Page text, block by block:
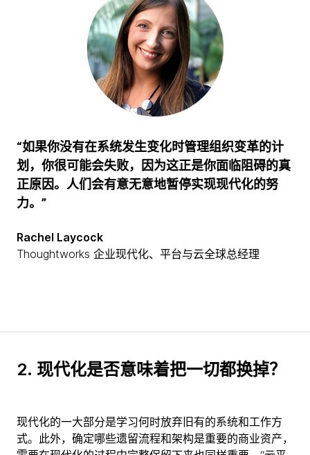
“如果你没有在系统发生变化时管理组织变革的计
划，你很可能会失败，因为这正是你面临阻碍的真
正原因。人们会有意无意地暂停实现现代化的努
力。”
Rachel Laycock
Thoughtworks 企业现代化、平台与云全球总经理
2. 现代化是否意味着把一切都换掉？
现代化的一大部分是学习何时放弃旧有的系统和工作方
式。此外，确定哪些遗留流程和架构是重要的商业资产，